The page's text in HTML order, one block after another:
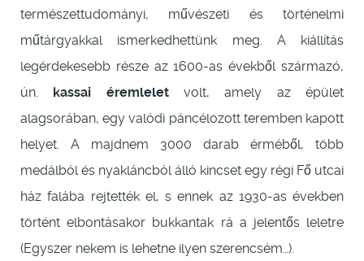
természettudományi, művészeti és történelmi
műtárgyakkal ismerkedhettünk meg. A kiállítás
legérdekesebb része az 1600-as évekből származó,
ún. kassai éremleletvolt, amely az épület
alagsorában, egy valódi páncélozott teremben kapott
helyet. A majdnem 3000 darab érméből, több
medálból és nyakláncból álló kincset egy régi Fő utcai
ház falába rejtették el, s ennek az 1930-as években
történt elbontásakor bukkantak rá a jelentős leletre
(Egyszer nekem is lehetne ilyen szerencsém…).